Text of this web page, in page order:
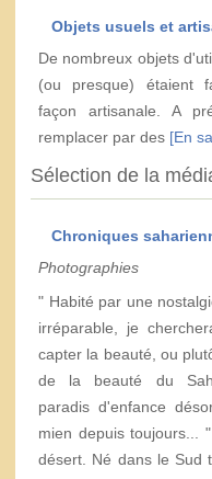
Objets usuels et
De nombreux objets
(ou presque) étaient
façon artisanale. A
remplacer par des [En
Sélection de la
Chroniques
Photographies
" Habité par une
irréparable, je
capter la beauté, ou
de la beauté du
paradis d'enfance
mien depuis toujours...
désert. Né dans le Sud